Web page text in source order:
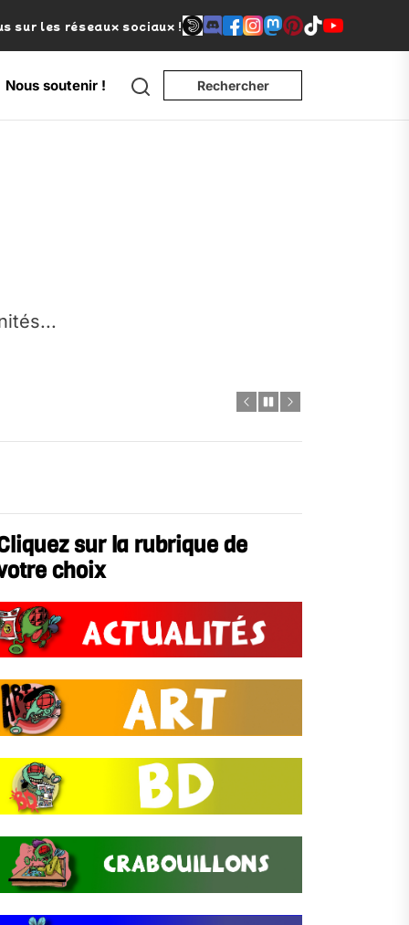
sur les réseaux sociaux !
Nous soutenir ! Search Rechercher
sur la rubrique de
choix